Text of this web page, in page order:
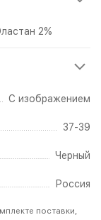
2%
С изображением
37-39
Черный
Россия
поставки,